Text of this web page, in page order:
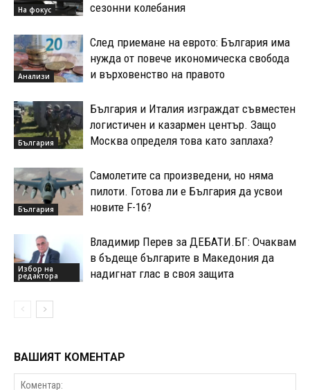
На фокус
сезонни колебания
Анализи
След приемане на еврото: България има
нужда от повече икономическа свобода
и върховенство на правото
България
България и Италия изграждат съвместен
логистичен и казармен център. Защо
Москва определя това като заплаха?
България
Самолетите са произведени, но няма
пилоти. Готова ли е България да усвои
новите F-16?
Избор на
редактора
Владимир Перев за ДЕБАТИ.БГ: Очаквам
в бъдеще българите в Македония да
надигнат глас в своя защита
ВАШИЯТ КОМЕНТАР